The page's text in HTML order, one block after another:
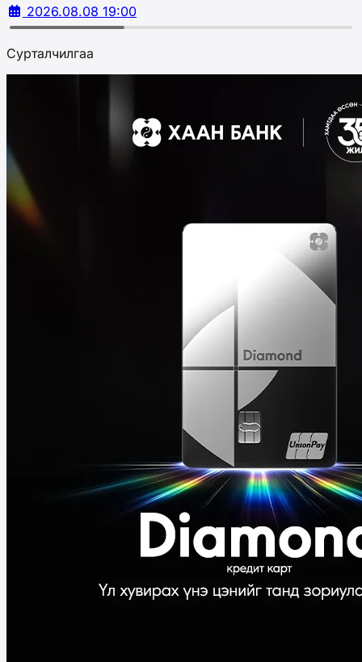
2026.08.08 19:00
Сурталчилгаа